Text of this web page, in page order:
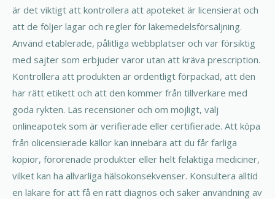
är det viktigt att kontrollera att apoteket är licensierat och
att de följer lagar och regler för läkemedelsförsäljning.
Använd etablerade, pålitliga webbplatser och var försiktig
med sajter som erbjuder varor utan att kräva prescription.
Kontrollera att produkten är ordentligt förpackad, att den
har rätt etikett och att den kommer från tillverkare med
goda rykten. Läs recensioner och om möjligt, välj
onlineapotek som är verifierade eller certifierade. Att köpa
från olicensierade källor kan innebära att du får farliga
kopior, förorenade produkter eller helt felaktiga mediciner,
vilket kan ha allvarliga hälsokonsekvenser. Konsultera alltid
en läkare för att få en rätt diagnos och säker användning av